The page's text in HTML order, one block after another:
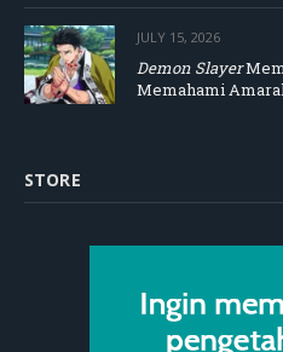
JULY 15, 2026
Demon Slayer
Memahami
STORE